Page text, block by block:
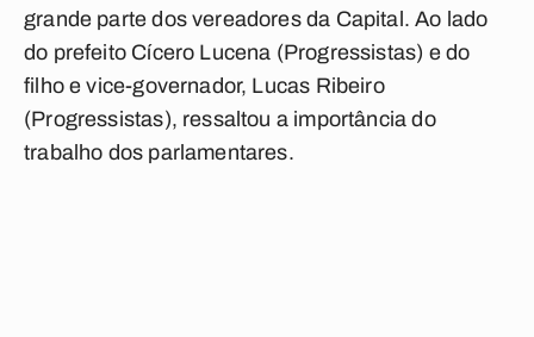
grande parte dos vereadores da Capital. Ao lado
do prefeito Cícero Lucena (Progressistas) e do
filho e vice-governador, Lucas Ribeiro
(Progressistas), ressaltou a importância do
trabalho dos parlamentares.